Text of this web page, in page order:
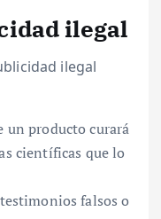
ilegal
ilegal
un producto curará
científicas que lo
falsos o